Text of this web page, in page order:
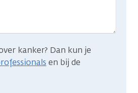
kanker? Dan kun je
en bij de